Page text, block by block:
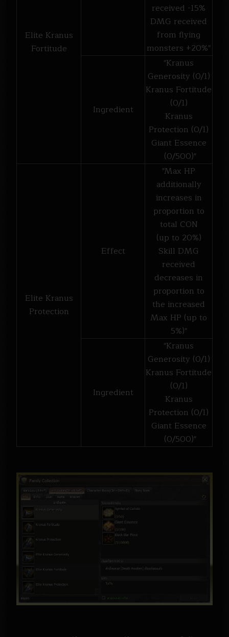
Elite Kranus
Fortitude
received -15%
DMG received
from flying
monsters +20%"
Ingredient
"Kranus
Generosity (0/1)
Kranus Fortitude
(0/1)
Kranus
Protection (0/1)
Giant Essence
(0/500)"
Elite Kranus
Protection
Effect
"Max HP
additionally
increases in
proportion to
total CON
(up to 20%)
Skill DMG
received
decreases in
proportion to
the increased
Max HP (up to
5%)"
Ingredient
"Kranus
Generosity (0/1)
Kranus Fortitude
(0/1)
Kranus
Protection (0/1)
Giant Essence
(0/500)"